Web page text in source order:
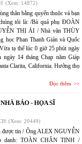
(Xem: 14872)
thân bằng quyến thuộc và bạn
tôi là: /Bà quả phụ ĐOÀN
THỊ ÁI / Nhà văn THÙY
học Phan Thanh Giản và Quốc
tạ thế lúc 0 giờ 25 phút ngày
ngày 14 tháng Chạp năm Giáp
Clarita, California. Hưởng thọ
Đọc thêm
BÁO - HỌA SĨ
(Xem: 20449)
được tin / Ông ALEX NGUYỄN
danh: TOÀN CHÂN TỊNH /